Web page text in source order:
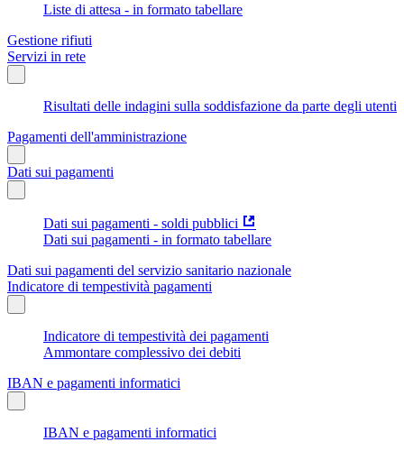
Liste di attesa - in formato tabellare
Gestione rifiuti
Servizi in rete
Risultati delle indagini sulla soddisfazione da parte degli utenti
Pagamenti dell'amministrazione
Dati sui pagamenti
Dati sui pagamenti - soldi pubblici
Dati sui pagamenti - in formato tabellare
Dati sui pagamenti del servizio sanitario nazionale
Indicatore di tempestività pagamenti
Indicatore di tempestività dei pagamenti
Ammontare complessivo dei debiti
IBAN e pagamenti informatici
IBAN e pagamenti informatici